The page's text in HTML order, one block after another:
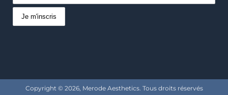
Copyright © 2026, Merode Aesthetics. Tous droits réservés